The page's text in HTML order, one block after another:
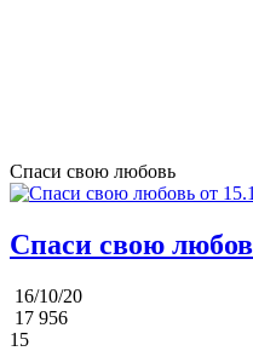
Спаси свою любовь
Спаси свою
16/10/20
17 956
15